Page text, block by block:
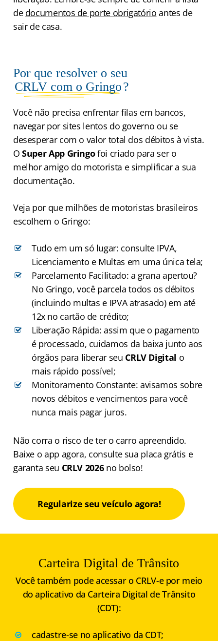
de documentos de porte obrigatório antes de
sair de casa.
Por que resolver o seu
CRLV com o Gringo?
Você não precisa enfrentar filas em bancos,
navegar por sites lentos do governo ou se
desesperar com o valor total dos débitos à vista.
OSuper App Gringofoi criado para ser o
melhor amigo do motorista e simplificar a sua
documentação.
Veja por que milhões de motoristas brasileiros
escolhem o Gringo:
Tudo em um só lugar: consulte IPVA,
Licenciamento e Multas em uma única tela;
Parcelamento Facilitado: a grana apertou?
No Gringo, você parcela todos os débitos
(incluindo multas e IPVA atrasado) em até
12x no cartão de crédito;
Liberação Rápida: assim que o pagamento
é processado, cuidamos da baixa junto aos
órgãos para liberar seu CRLV Digital o
mais rápido possível;
Monitoramento Constante: avisamos sobre
novos débitos e vencimentos para você
nunca mais pagar juros.
Não corra o risco de ter o carro apreendido.
Baixe o app agora, consulte sua placa grátis e
garanta seu CRLV 2026no bolso!
Regularize seu veículo agora!
Carteira Digital de Trânsito
Você também pode acessar o CRLV-e por meio
do aplicativo da Carteira Digital de Trânsito
(CDT):
cadastre-se no aplicativo da CDT;